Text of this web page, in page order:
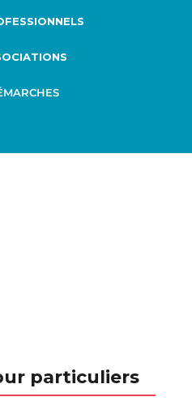
particuliers